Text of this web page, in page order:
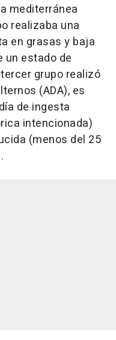
mediterránea
realizaba una
en grasas y baja
un estado de
grupo realizó
(ADA), es
de ingesta
intencionada)
(menos del 25